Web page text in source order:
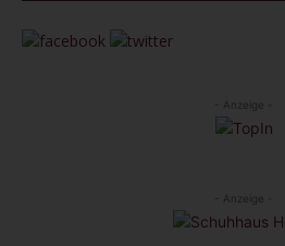
- Anzeige -
- Anzeige -